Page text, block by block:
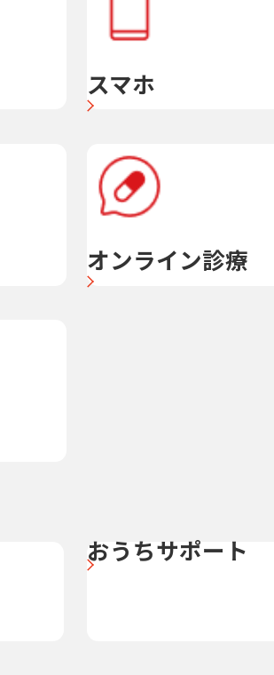
スマホ
オンライン診療
おうちサポート